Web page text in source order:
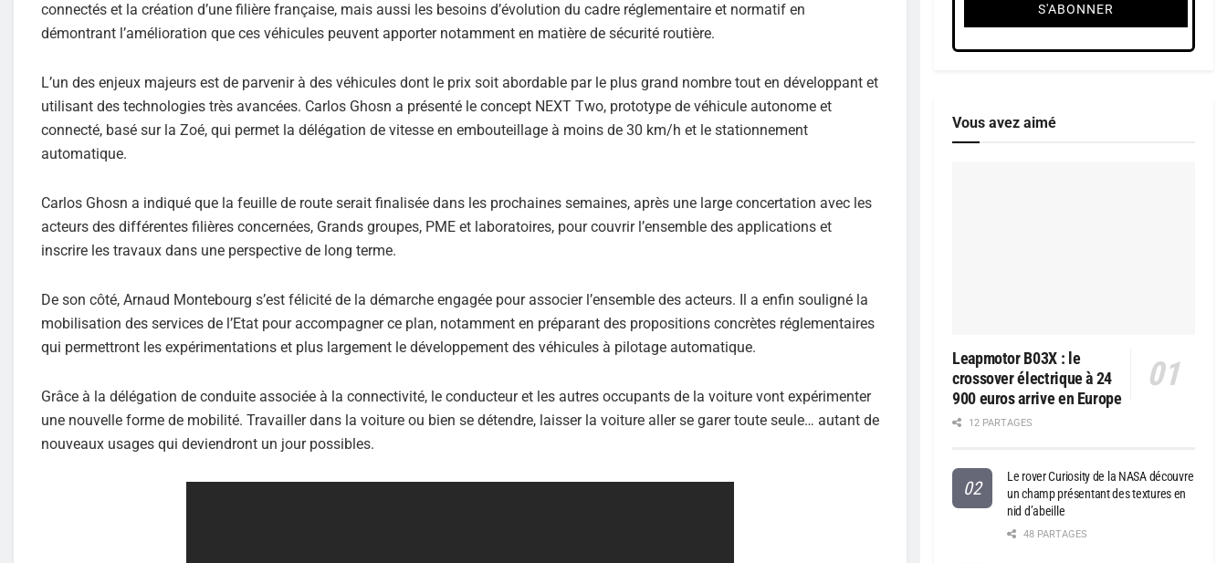
connectés et la création d’une filière française, mais aussi les besoins d’évolution du cadre réglementaire et normatif en
démontrant l’amélioration que ces véhicules peuvent apporter notamment en matière de sécurité routière.
L’un des enjeux majeurs est de parvenir à des véhicules dont le prix soit abordable par le plus grand nombre tout en développant et
utilisant des technologies très avancées. Carlos Ghosn a présenté le concept NEXT Two, prototype de véhicule autonome et
connecté, basé sur la Zoé, qui permet la délégation de vitesse en embouteillage à moins de 30 km/h et le stationnement
automatique.
Carlos Ghosn a indiqué que la feuille de route serait finalisée dans les prochaines semaines, après une large concertation avec les
acteurs des différentes filières concernées, Grands groupes, PME et laboratoires, pour couvrir l’ensemble des applications et
inscrire les travaux dans une perspective de long terme.
De son côté, Arnaud Montebourg s’est félicité de la démarche engagée pour associer l’ensemble des acteurs. Il a enfin souligné la
mobilisation des services de l’Etat pour accompagner ce plan, notamment en préparant des propositions concrètes réglementaires
qui permettront les expérimentations et plus largement le développement des véhicules à pilotage automatique.
Grâce à la délégation de conduite associée à la connectivité, le conducteur et les autres occupants de la voiture vont expérimenter
une nouvelle forme de mobilité. Travailler dans la voiture ou bien se détendre, laisser la voiture aller se garer toute seule… autant de
nouveaux usages qui deviendront un jour possibles.
Vous avez aimé
Leapmotor B03X : le
crossover électrique à 24
900 euros arrive en Europe
12 PARTAGES
Le rover Curiosity de la NASA découvre
un champ présentant des textures en
nid d’abeille
48 PARTAGES